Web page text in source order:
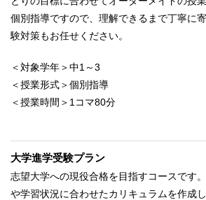
個別指導ですので、理解できるまで丁寧に
験対策もお任せください。
＜対象学年＞中1～3
＜授業形式＞個別指導
＜授業時間＞1コマ80分
大学進学受験プラン
志望大学への現役合格を目指すコースです
や学習状況に合わせたカリキュラムを作成